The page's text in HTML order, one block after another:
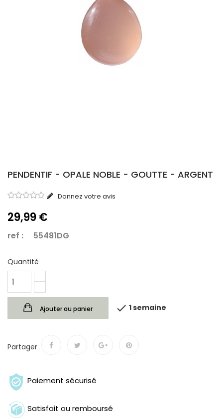
PENDENTIF - OPALE NOBLE - GOUTTE - ARGENT
Donnez votre avis
29,99 €
ref : 55481DG
Quantité
Ajouter au panier  1 semaine
Partager
Paiement sécurisé
Satisfait ou remboursé